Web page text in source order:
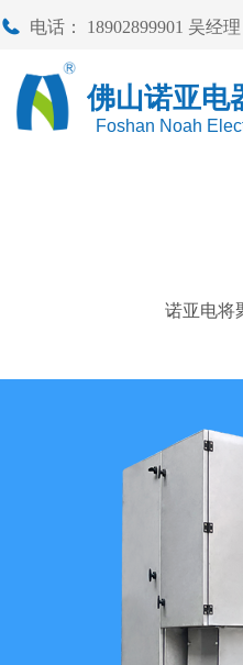
电话： 18902899901 吴经理
佛山诺亚电
Foshan Noah
诺亚电将